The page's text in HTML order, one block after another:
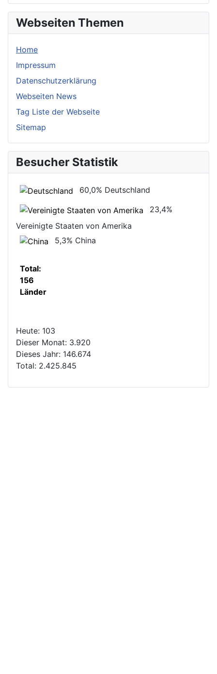
Webseiten Themen
Home
Impressum
Datenschutzerklärung
Webseiten News
Tag Liste der Webseite
Sitemap
Besucher Statistik
60,0% Deutschland
23,4%
Vereinigte Staaten von Amerika
5,3% China
Total:
156
Länder
Heute: 103
Dieser Monat: 3.920
Dieses Jahr: 146.674
Total: 2.425.845